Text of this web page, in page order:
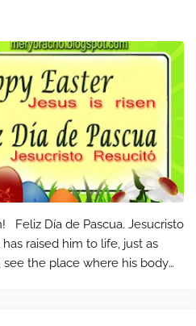
see the place where his body